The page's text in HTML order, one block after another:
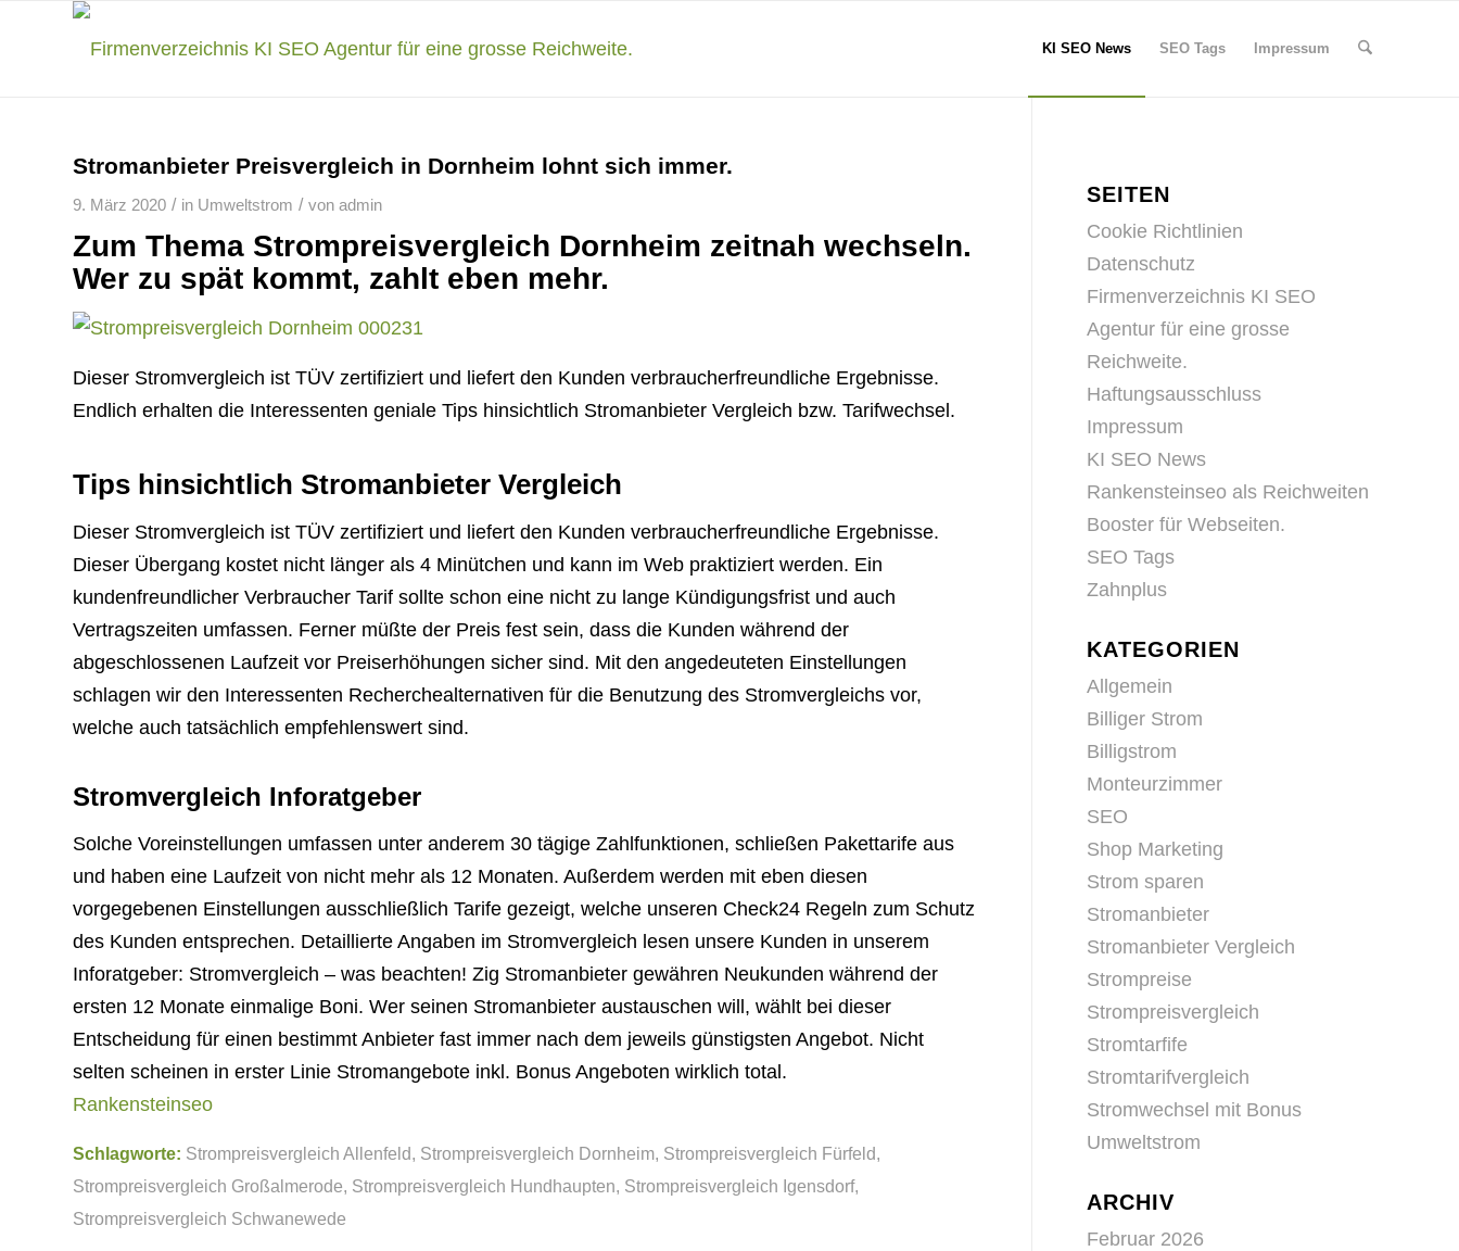
KI SEO News SEO Tags Impressum
Stromanbieter Preisvergleich in Dornheim lohnt sich immer.
9. März 2020 / in Umweltstrom / von admin
Zum Thema Strompreisvergleich Dornheim zeitnah wechseln.
Wer zu spät kommt, zahlt eben mehr.
Dieser Stromvergleich ist TÜV zertifiziert und liefert den Kunden verbraucherfreundliche Ergebnisse.
Endlich erhalten die Interessenten geniale Tips hinsichtlich Stromanbieter Vergleich bzw. Tarifwechsel.
Tips hinsichtlich Stromanbieter Vergleich
Dieser Stromvergleich ist TÜV zertifiziert und liefert den Kunden verbraucherfreundliche Ergebnisse.
Dieser Übergang kostet nicht länger als 4 Minütchen und kann im Web praktiziert werden. Ein
kundenfreundlicher Verbraucher Tarif sollte schon eine nicht zu lange Kündigungsfrist und auch
Vertragszeiten umfassen. Ferner müßte der Preis fest sein, dass die Kunden während der
abgeschlossenen Laufzeit vor Preiserhöhungen sicher sind. Mit den angedeuteten Einstellungen
schlagen wir den Interessenten Recherchealternativen für die Benutzung des Stromvergleichs vor,
welche auch tatsächlich empfehlenswert sind.
Stromvergleich Inforatgeber
Solche Voreinstellungen umfassen unter anderem 30 tägige Zahlfunktionen, schließen Pakettarife aus
und haben eine Laufzeit von nicht mehr als 12 Monaten. Außerdem werden mit eben diesen
vorgegebenen Einstellungen ausschließlich Tarife gezeigt, welche unseren Check24 Regeln zum Schutz
des Kunden entsprechen. Detaillierte Angaben im Stromvergleich lesen unsere Kunden in unserem
Inforatgeber: Stromvergleich – was beachten! Zig Stromanbieter gewähren Neukunden während der
ersten 12 Monate einmalige Boni. Wer seinen Stromanbieter austauschen will, wählt bei dieser
Entscheidung für einen bestimmt Anbieter fast immer nach dem jeweils günstigsten Angebot. Nicht
selten scheinen in erster Linie Stromangebote inkl. Bonus Angeboten wirklich total.
Rankensteinseo
Schlagworte: Strompreisvergleich Allenfeld, Strompreisvergleich Dornheim, Strompreisvergleich Fürfeld,
Strompreisvergleich Großalmerode, Strompreisvergleich Hundhaupten, Strompreisvergleich Igensdorf,
Strompreisvergleich Schwanewede
SEITEN
Cookie Richtlinien
Datenschutz
Firmenverzeichnis KI SEO
Agentur für eine grosse
Reichweite.
Haftungsausschluss
Impressum
KI SEO News
Rankensteinseo als Reichweiten
Booster für Webseiten.
SEO Tags
Zahnplus
KATEGORIEN
Allgemein
Billiger Strom
Billigstrom
Monteurzimmer
SEO
Shop Marketing
Strom sparen
Stromanbieter
Stromanbieter Vergleich
Strompreise
Strompreisvergleich
Stromtarfife
Stromtarifvergleich
Stromwechsel mit Bonus
Umweltstrom
ARCHIV
Februar 2026